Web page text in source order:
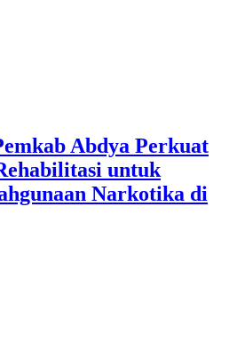
Abdya Perkuat
untuk
Narkotika di